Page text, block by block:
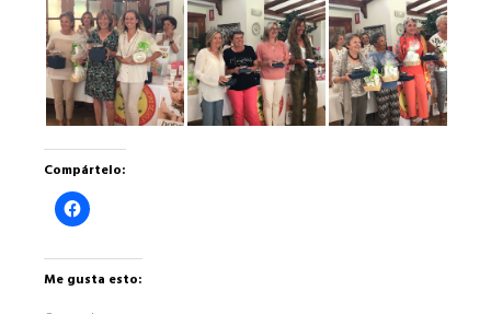
Compártelo:
Haz
clic
en
Facebook
Me gusta esto: